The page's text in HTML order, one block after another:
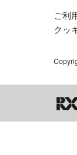
ご利
クッ